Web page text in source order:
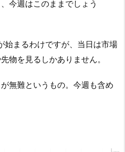
今週はこのままでしょう
始まるわけですが、当日は市場
物を見るしかありません。
無難というもの。今週も含め